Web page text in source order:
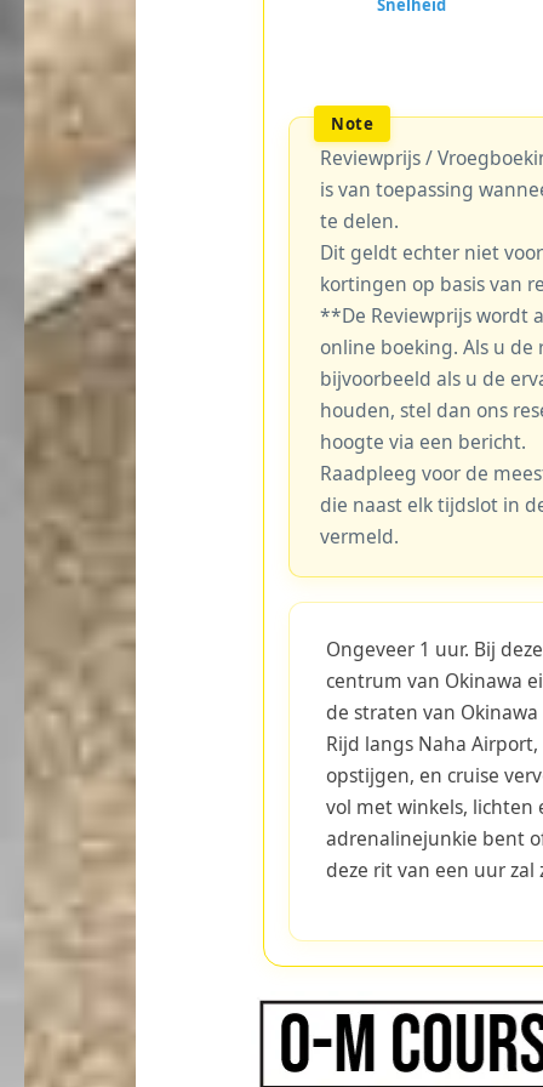
Reviewprijs /
is van toepassing
te delen.
Dit geldt echter niet
kortingen op basis van
**De Reviewprijs wordt
online boeking. Als u
bijvoorbeeld als u de
houden, stel dan ons
hoogte via een bericht.
Raadpleeg voor de
die naast elk tijdslot in
vermeld.
Ongeveer 1 uur. Bij
centrum van Okinawa
de straten van
Rijd langs Naha
opstijgen, en cruise
vol met winkels, lichten
adrenalinejunkie bent
deze rit van een uur